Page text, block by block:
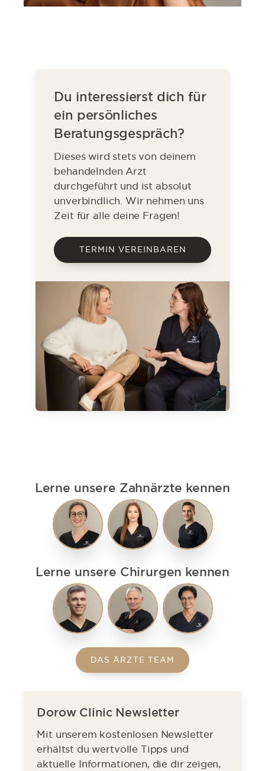
Du interessierst dich für
ein persönliches
Beratungsgespräch?
Dieses wird stets von deinem
behandelnden Arzt
durchgeführt und ist absolut
unverbindlich. Wir nehmen uns
Zeit für alle deine Fragen!
TERMIN VEREINBAREN
Lerne unsere Zahnärzte kennen
Lerne unsere Chirurgen kennen
DAS ÄRZTE TEAM
Dorow Clinic Newsletter
Mit unserem kostenlosen Newsletter
erhältst du wertvolle Tipps und
aktuelle Informationen, die dir zeigen,